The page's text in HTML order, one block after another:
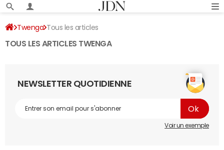
Twenga Tous les articles
TOUS LES ARTICLES TWENGA
NEWSLETTER QUOTIDIENNE
Voir un exemple